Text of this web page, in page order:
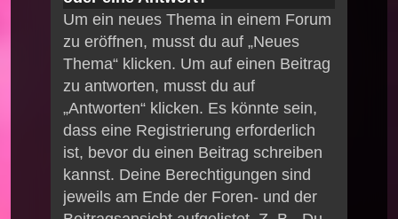
Um ein neues Thema in einem Forum
zu eröffnen, musst du auf „Neues
Thema“ klicken. Um auf einen Beitrag
zu antworten, musst du auf
„Antworten“ klicken. Es könnte sein,
dass eine Registrierung erforderlich
ist, bevor du einen Beitrag schreiben
kannst. Deine Berechtigungen sind
jeweils am Ende der Foren- und der